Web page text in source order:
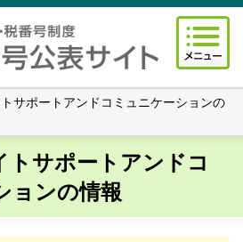
サポートアンドコミュニケーションの
トサポートアンドコ
ョンの情報